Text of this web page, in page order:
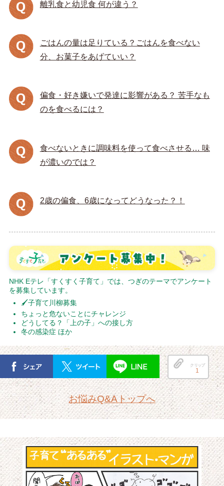
離乳食と幼児食 何が違う？
ごはんの量は足りている？ごはんを食べない
分、お菓子をあげていい？
偏食・好き嫌いで発達に影響がある？ 苦手なも
のを食べるには？
食べないときに調味料を使って食べさせる… 味
が濃いのでは？
2歳の偏食、6歳になってどうなった？！
NHK Eテレ「すくすく子育て」では、つぎのテーマでアンケート
を募集しています。
🖌子育て川柳募集
ちょっと危ないことにチャレンジ
どうしてる？「上の子」への接し方
冬の感染症 ほか
クリップ
1
お悩みQ&Aトップへ